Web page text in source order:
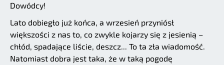
Dowódcy!
Lato dobiegło już końca, a wrzesień przyniósł
większości z nas to, co zwykle kojarzy się z jesienią –
chłód, spadające liście, deszcz... To ta zła wiadomość.
Natomiast dobra jest taka, że w taką pogodę